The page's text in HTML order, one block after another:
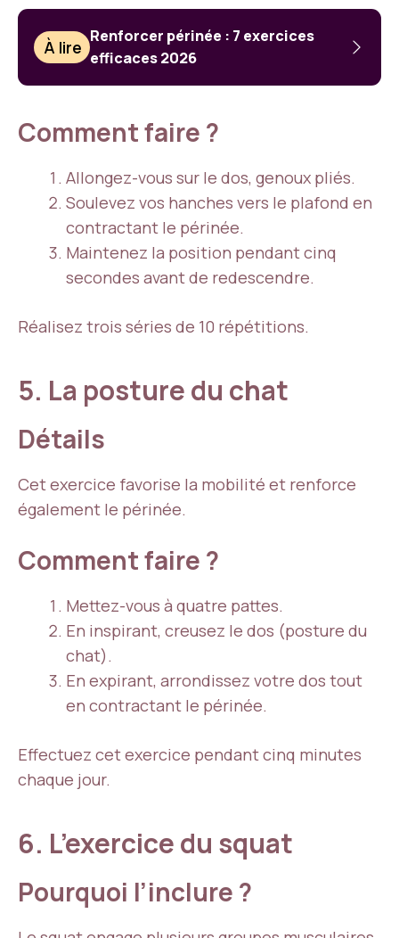
À lire
Renforcer périnée : 7 exercices
efficaces 2026
Comment faire ?
Allongez-vous sur le dos, genoux pliés.
Soulevez vos hanches vers le plafond en
contractant le périnée.
Maintenez la position pendant cinq
secondes avant de redescendre.
Réalisez trois séries de 10 répétitions.
5. La posture du chat
Détails
Cet exercice favorise la mobilité et renforce
également le périnée.
Comment faire ?
Mettez-vous à quatre pattes.
En inspirant, creusez le dos (posture du
chat).
En expirant, arrondissez votre dos tout
en contractant le périnée.
Effectuez cet exercice pendant cinq minutes
chaque jour.
6. L’exercice du squat
Pourquoi l’inclure ?